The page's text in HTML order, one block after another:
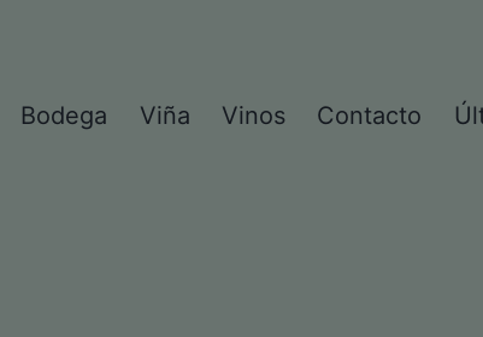
Bodega Viña Vinos Contacto